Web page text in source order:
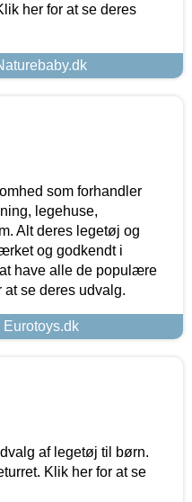
her for at se deres
som forhandler
legehuse,
Alt deres legetøj og
og godkendt i
have alle de populære
se deres udvalg.
af legetøj til børn.
Klik her for at se